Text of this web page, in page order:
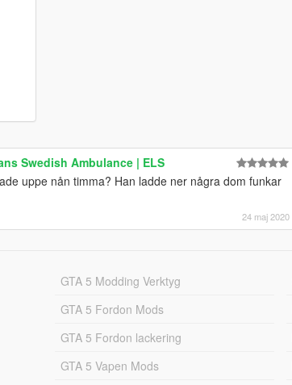
Swedish Ambulance | ELS
uppe nån timma? Han ladde ner några dom funkar
24 maj 2020
GTA 5 Modding Verktyg
GTA 5 Fordon Mods
GTA 5 Fordon lackering
GTA 5 Vapen Mods